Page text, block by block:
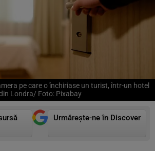
pe care o închiriase un turist, într-un hotel
Londra/ Foto: Pixabay
Urmărește-ne în Discover